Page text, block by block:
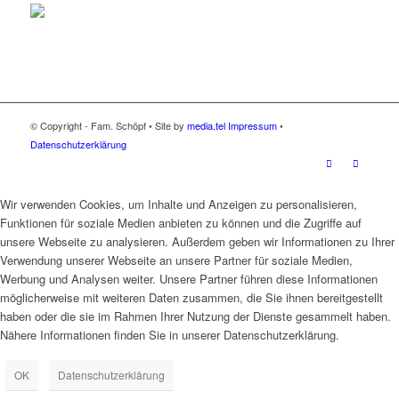
© Copyright - Fam. Schöpf • Site by media.tel Impressum•
Datenschutzerklärung
Wir verwenden Cookies, um Inhalte und Anzeigen zu personalisieren,
Funktionen für soziale Medien anbieten zu können und die Zugriffe auf
unsere Webseite zu analysieren. Außerdem geben wir Informationen zu Ihrer
Verwendung unserer Webseite an unsere Partner für soziale Medien,
Werbung und Analysen weiter. Unsere Partner führen diese Informationen
möglicherweise mit weiteren Daten zusammen, die Sie ihnen bereitgestellt
haben oder die sie im Rahmen Ihrer Nutzung der Dienste gesammelt haben.
Nähere Informationen finden Sie in unserer Datenschutzerklärung.
OK Datenschutzerklärung